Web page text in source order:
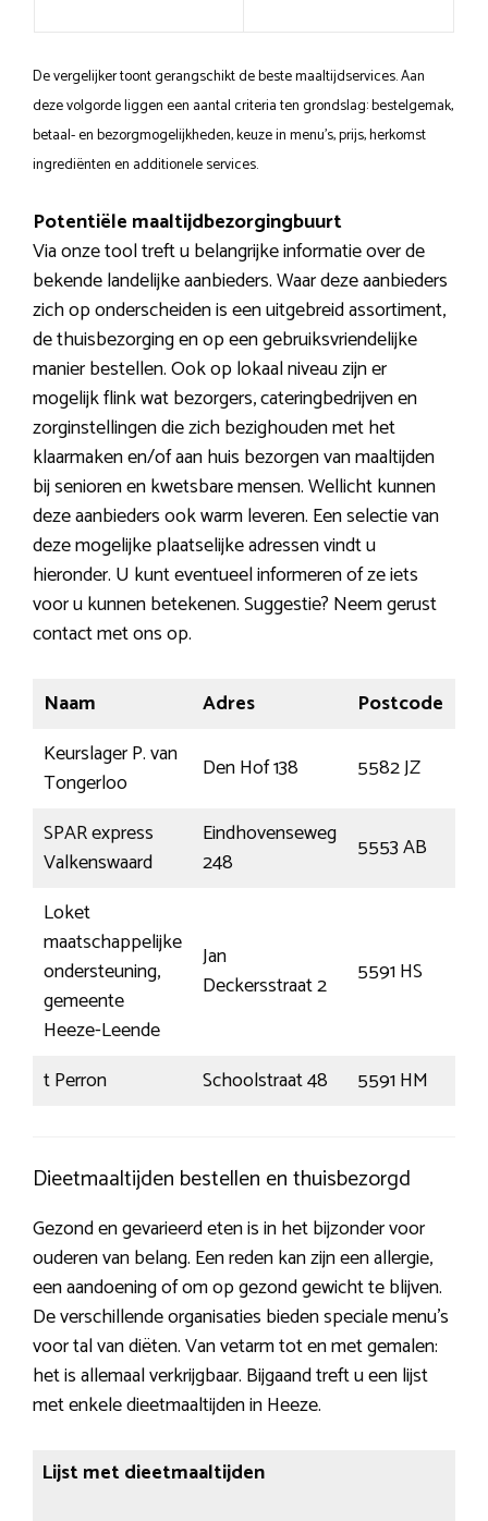
De vergelijker toont gerangschikt de beste maaltijdservices. Aan
deze volgorde liggen een aantal criteria ten grondslag: bestelgemak,
betaal- en bezorgmogelijkheden, keuze in menu’s, prijs, herkomst
ingrediënten en additionele services.
Potentiële maaltijdbezorgingbuurt
Via onze tool treft u belangrijke informatie over de
bekende landelijke aanbieders. Waar deze aanbieders
zich op onderscheiden is een uitgebreid assortiment,
de thuisbezorging en op een gebruiksvriendelijke
manier bestellen. Ook op lokaal niveau zijn er
mogelijk flink wat bezorgers, cateringbedrijven en
zorginstellingen die zich bezighouden met het
klaarmaken en/of aan huis bezorgen van maaltijden
bij senioren en kwetsbare mensen. Wellicht kunnen
deze aanbieders ook warm leveren. Een selectie van
deze mogelijke plaatselijke adressen vindt u
hieronder. U kunt eventueel informeren of ze iets
voor u kunnen betekenen. Suggestie? Neem gerust
contact met ons op.
Naam Adres Postcode
Keurslager P. van
Tongerloo
Den Hof 138 5582 JZ
SPAR express
Valkenswaard
Eindhovenseweg
248
5553 AB
Loket
maatschappelijke
ondersteuning,
gemeente
Heeze-Leende
Jan
Deckersstraat 2
5591 HS
t Perron Schoolstraat 48 5591 HM
Dieetmaaltijden bestellen en thuisbezorgd
Gezond en gevarieerd eten is in het bijzonder voor
ouderen van belang. Een reden kan zijn een allergie,
een aandoening of om op gezond gewicht te blijven.
De verschillende organisaties bieden speciale menu’s
voor tal van diëten. Van vetarm tot en met gemalen:
het is allemaal verkrijgbaar. Bijgaand treft u een lijst
met enkele dieetmaaltijden in Heeze.
Lijst met dieetmaaltijden